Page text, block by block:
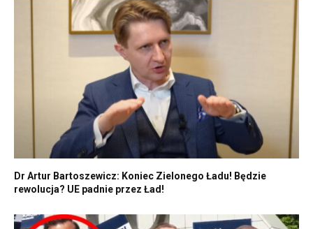
Dr Artur Bartoszewicz: Koniec Zielonego Ładu! Będzie
rewolucja? UE padnie przez Ład!